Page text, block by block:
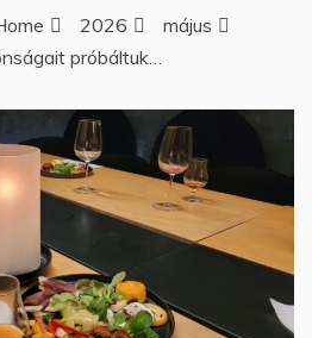
2026
május
próbáltuk…